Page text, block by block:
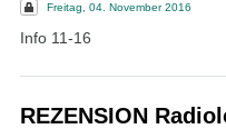
Freitag, 04. November 2016
Info 11-16
REZENSION